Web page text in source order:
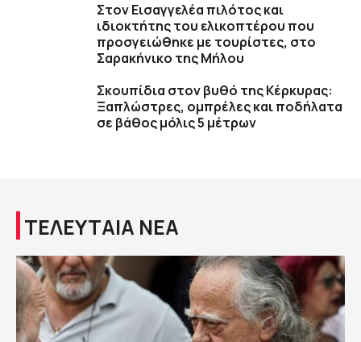
Στον Εισαγγελέα πιλότος και
ιδιοκτήτης του ελικοπτέρου που
προσγειώθηκε με τουρίστες, στο
Σαρακήνικο της Μήλου
Σκουπίδια στον βυθό της Κέρκυρας:
Ξαπλώστρες, ομπρέλες και ποδήλατα
σε βάθος μόλις 5 μέτρων
ΤΕΛΕΥΤΑΙΑ ΝΕΑ